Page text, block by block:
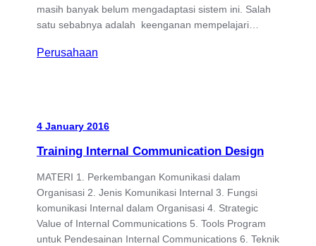
masih banyak belum mengadaptasi sistem ini. Salah
satu sebabnya adalah keenganan mempelajari…
Perusahaan
4 January 2016
Training Internal Communication Design
MATERI 1. Perkembangan Komunikasi dalam
Organisasi 2. Jenis Komunikasi Internal 3. Fungsi
komunikasi Internal dalam Organisasi 4. Strategic
Value of Internal Communications 5. Tools Program
untuk Pendesainan Internal Communications 6. Teknik